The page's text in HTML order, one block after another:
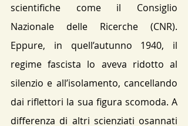
scientifiche come il Consiglio
Nazionale delle Ricerche (CNR).
Eppure, in quell’autunno 1940, il
regime fascista lo aveva ridotto al
silenzio e all’isolamento, cancellando
dai riflettori la sua figura scomoda. A
differenza di altri scienziati osannati